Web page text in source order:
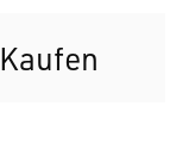
Kaufen